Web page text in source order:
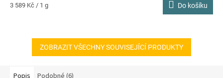
Měrná
3 589 Kč / 1 g Do košíku
ZOBRAZIT VŠECHNY SOUVISEJÍCÍ PRODUKTY
Popis Podobné (6)